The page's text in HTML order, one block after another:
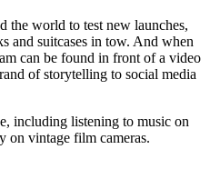
the world to test new launches,
and suitcases in tow. And when
can be found in front of a video
of storytelling to social media
including listening to music on
on vintage film cameras.